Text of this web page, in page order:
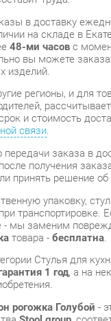
изделий.
регионы, и для
и стоимость
связи.
получения
принять решение об
упаковку, стулья
мы заменим
товара -бесплатна.
Стулья для кухни
1 год, а на
рогожка Голубой- это
Stool group,
стандарту.
довольны вашим
отзыв об
поможет